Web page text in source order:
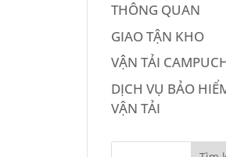
THÔNG QUAN
GIAO TẬN KHO
VẬN TẢI
DỊCH VỤ BẢO
VẬN TẢI